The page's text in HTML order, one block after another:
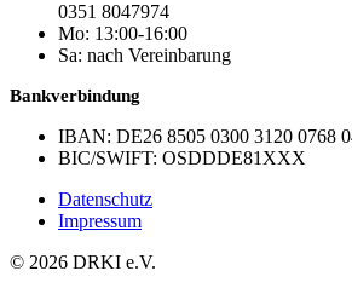
0351 8047974
Mo: 13:00-16:00
Sa: nach Vereinbarung
Bankverbindung
IBAN: DE26 8505 0300 3120 0768
BIC/SWIFT: OSDDDE81XXX
Datenschutz
Impressum
© 2026 DRKI e.V.